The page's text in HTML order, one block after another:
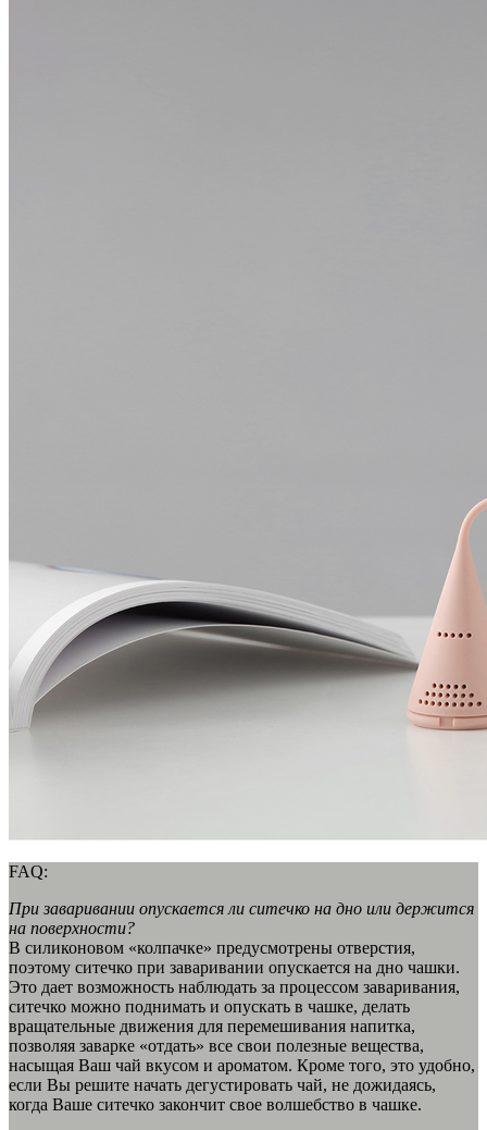
FAQ:
При заваривании опускается ли ситечко на дно или держится
на поверхности?
В силиконовом «колпачке» предусмотрены отверстия,
поэтому ситечко при заваривании опускается на дно чашки.
Это дает возможность наблюдать за процессом заваривания,
ситечко можно поднимать и опускать в чашке, делать
вращательные движения для перемешивания напитка,
позволяя заварке «отдать» все свои полезные вещества,
насыщая Ваш чай вкусом и ароматом. Кроме того, это удобно,
если Вы решите начать дегустировать чай, не дожидаясь,
когда Ваше ситечко закончит свое волшебство в чашке.